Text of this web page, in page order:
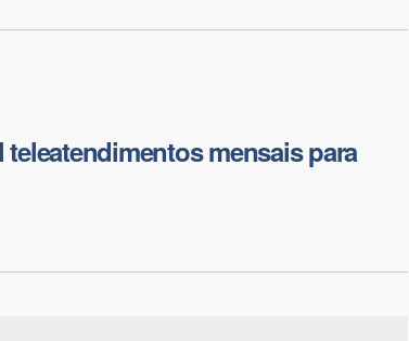
teleatendimentos mensais para